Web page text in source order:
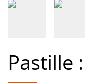
Pastille